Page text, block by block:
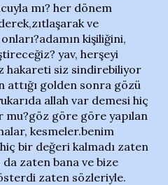
mı? her dönem
ve
kişiliğini,
yav, herşeyi
hakareti siz sindirebiliyor
attığı golden sonra gözü
allah var demesi hiç
mu?göz göre göre yapılan
kesmeler.benim
bir değeri kalmadı zaten
zaten bana ve bize
zaten sözleriyle.